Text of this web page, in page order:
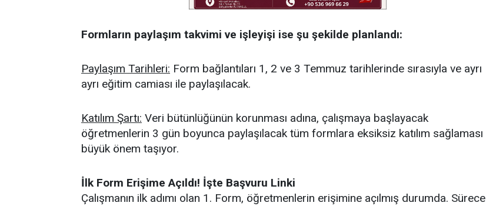
Formların paylaşım takvimi ve işleyişi ise şu şekilde planlandı:
Paylaşım Tarihleri: Form bağlantıları 1, 2 ve 3 Temmuz tarihlerinde sırasıyla ve ayrı
ayrı eğitim camiası ile paylaşılacak.
Katılım Şartı: Veri bütünlüğünün korunması adına, çalışmaya başlayacak
öğretmenlerin 3 gün boyunca paylaşılacak tüm formlara eksiksiz katılım sağlaması
büyük önem taşıyor.
İlk Form Erişime Açıldı! İşte Başvuru Linki
Çalışmanın ilk adımı olan 1. Form, öğretmenlerin erişimine açılmış durumda. Sürece